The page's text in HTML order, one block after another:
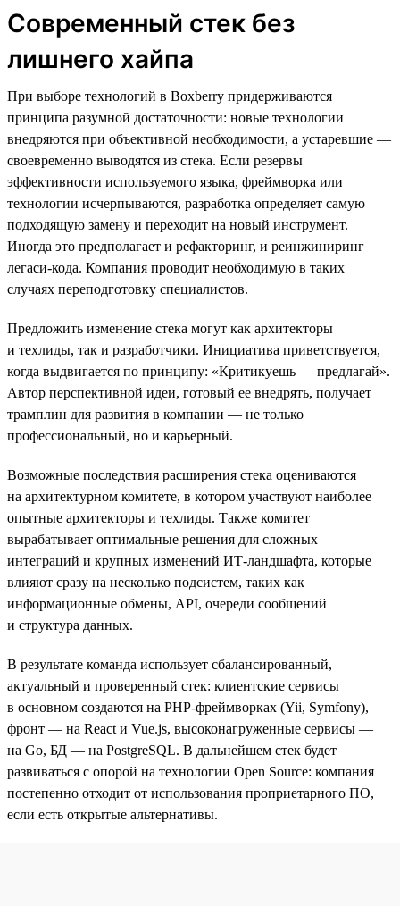
Современный стек без
лишнего хайпа
При выборе технологий в Boxberry придерживаются
принципа разумной достаточности: новые технологии
внедряются при объективной необходимости, а устаревшие —
своевременно выводятся из стека. Если резервы
эффективности используемого языка, фреймворка или
технологии исчерпываются, разработка определяет самую
подходящую замену и переходит на новый инструмент.
Иногда это предполагает и рефакторинг, и реинжиниринг
легаси-кода. Компания проводит необходимую в таких
случаях переподготовку специалистов.
Предложить изменение стека могут как архитекторы
и техлиды, так и разработчики. Инициатива приветствуется,
когда выдвигается по принципу: «Критикуешь — предлагай».
Автор перспективной идеи, готовый ее внедрять, получает
трамплин для развития в компании — не только
профессиональный, но и карьерный.
Возможные последствия расширения стека оцениваются
на архитектурном комитете, в котором участвуют наиболее
опытные архитекторы и техлиды. Также комитет
вырабатывает оптимальные решения для сложных
интеграций и крупных изменений ИТ-ландшафта, которые
влияют сразу на несколько подсистем, таких как
информационные обмены, API, очереди сообщений
и структура данных.
В результате команда использует сбалансированный,
актуальный и проверенный стек: клиентские сервисы
в основном создаются на PHP-фреймворках (Yii, Symfony),
фронт — на React и Vue.js, высоконагруженные сервисы —
на Go, БД — на PostgreSQL. В дальнейшем стек будет
развиваться с опорой на технологии Open Source: компания
постепенно отходит от использования проприетарного ПО,
если есть открытые альтернативы.